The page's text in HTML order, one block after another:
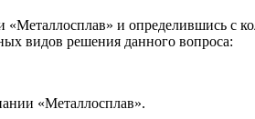
и определившись с
видов решения данного вопроса:
«Металлосплав».